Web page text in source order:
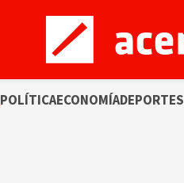
POLÍTICAECONOMÍADEPORTES